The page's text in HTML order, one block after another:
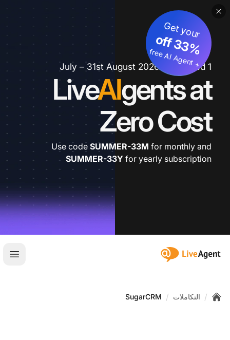
1 July – 31st August 2026 *extended
LiveAIgents at
Zero Cost
Get your
3
3
%
o
ff
+
fre
e
A
I A
g
e
nt
Use code SUMMER-33M for monthly and
SUMMER-33Y for yearly subscription
:site.title
فتح
/ التكاملات /
SugarCRM